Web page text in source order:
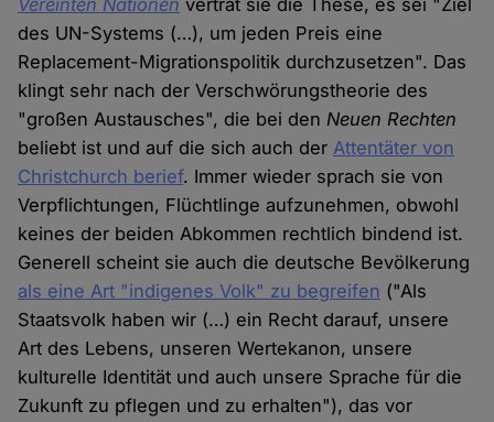
Vereinten Nationen vertrat sie die These, es sei "Ziel
des UN-Systems (…), um jeden Preis eine
Replacement-Migrationspolitik durchzusetzen". Das
klingt sehr nach der Verschwörungstheorie des
"großen Austausches", die bei denNeuen Rechten
beliebt ist und auf die sich auch derAttentäter von
Christchurch berief. Immer wieder sprach sie von
Verpflichtungen, Flüchtlinge aufzunehmen, obwohl
keines der beiden Abkommen rechtlich bindend ist.
Generell scheint sie auch die deutsche Bevölkerung
als eine Art "indigenes Volk" zu begreifen ("Als
Staatsvolk haben wir (…) ein Recht darauf, unsere
Art des Lebens, unseren Wertekanon, unsere
kulturelle Identität und auch unsere Sprache für die
Zukunft zu pflegen und zu erhalten"), das vor